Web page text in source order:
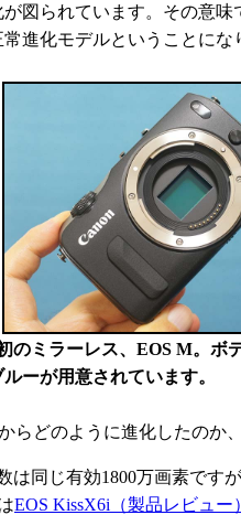
図られています。その意
進化モデルということにな
ミラーレス、EOS M。ボ
ーが用意されています。
らどのように進化したのか
は同じ有効1800万画素です
EOS KissX6i（製品レビュー